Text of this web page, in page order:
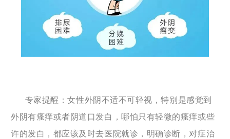
专家提醒：女性外阴不适不可轻视，特别是感觉到
外阴有瘙痒或者阴道口发白，哪怕只有轻微的瘙痒或些
许的发白，都应该及时去医院就诊，明确诊断，对症治